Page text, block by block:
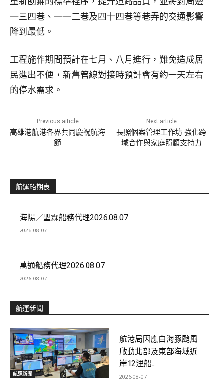
一三四巷、一一二巷及四十四巷等巷弄的交通影響
降到最低。
工程施作期間預計在七月、八月進行，難免造成居
民進出不便，新舊管線對接時預計會有約一天左右
的停水需求。
Previous article
高雄港航港各界共同慶祝航海
節
Next article
長照個案管理工作坊 強化跨
域合作與家庭照顧支持力
航運船期表
海陽／聖霖船務代理2026.08.07
2026-08-07
萬通船務代理2026.08.07
2026-08-07
航運新聞
航運新聞
航港局因應白海豚颱風
啟動北部及東部海域近
岸12浬船...
2026-08-07